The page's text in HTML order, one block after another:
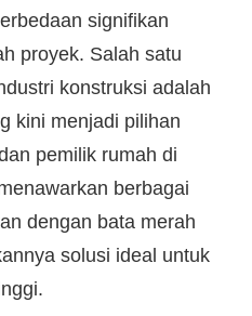
signifikan
proyek. Salah satu
konstruksi adalah
kini menjadi pilihan
pemilik rumah di
berbagai
dengan bata merah
solusi ideal untuk